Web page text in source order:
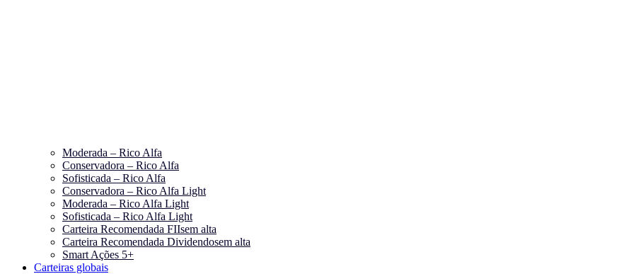
Moderada – Rico Alfa
Conservadora – Rico Alfa
Sofisticada – Rico Alfa
Conservadora – Rico Alfa Light
Moderada – Rico Alfa Light
Sofisticada – Rico Alfa Light
Carteira Recomendada FIIsem alta
Carteira Recomendada Dividendosem alta
Smart Ações 5+
Carteiras globais